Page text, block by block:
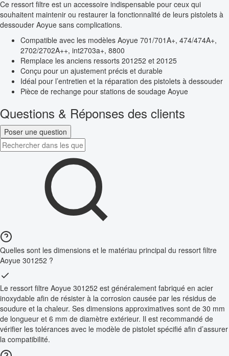
Ce ressort filtre est un accessoire indispensable pour ceux qui
souhaitent maintenir ou restaurer la fonctionnalité de leurs pistolets à
dessouder Aoyue sans complications.
Compatible avec les modèles Aoyue 701/701A+, 474/474A+,
2702/2702A++, int2703a+, 8800
Remplace les anciens ressorts 201252 et 20125
Conçu pour un ajustement précis et durable
Idéal pour l’entretien et la réparation des pistolets à dessouder
Pièce de rechange pour stations de soudage Aoyue
Questions & Réponses des clients
Poser une question
Quelles sont les dimensions et le matériau principal du ressort filtre
Aoyue 301252 ?
Le ressort filtre Aoyue 301252 est généralement fabriqué en acier
inoxydable afin de résister à la corrosion causée par les résidus de
soudure et la chaleur. Ses dimensions approximatives sont de 30 mm
de longueur et 6 mm de diamètre extérieur. Il est recommandé de
vérifier les tolérances avec le modèle de pistolet spécifié afin d’assurer
la compatibilité.